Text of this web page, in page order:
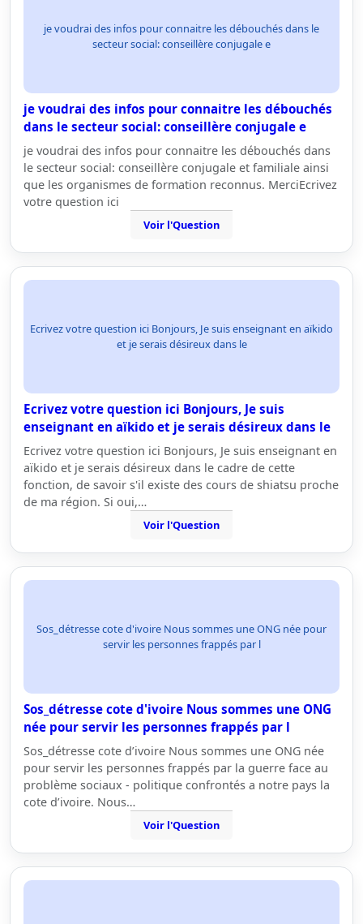
je voudrai des infos pour connaitre les débouchés dans le
secteur social: conseillère conjugale e
je voudrai des infos pour connaitre les débouchés
dans le secteur social: conseillère conjugale e
je voudrai des infos pour connaitre les débouchés dans
le secteur social: conseillère conjugale et familiale ainsi
que les organismes de formation reconnus. MerciEcrivez
votre question ici
Voir l'Question
Ecrivez votre question ici Bonjours, Je suis enseignant en aïkido
et je serais désireux dans le
Ecrivez votre question ici Bonjours, Je suis
enseignant en aïkido et je serais désireux dans le
Ecrivez votre question ici Bonjours, Je suis enseignant en
aïkido et je serais désireux dans le cadre de cette
fonction, de savoir s'il existe des cours de shiatsu proche
de ma région. Si oui,…
Voir l'Question
Sos_détresse cote d'ivoire Nous sommes une ONG née pour
servir les personnes frappés par l
Sos_détresse cote d'ivoire Nous sommes une ONG
née pour servir les personnes frappés par l
Sos_détresse cote d’ivoire Nous sommes une ONG née
pour servir les personnes frappés par la guerre face au
problème sociaux - politique confrontés a notre pays la
cote d’ivoire. Nous…
Voir l'Question